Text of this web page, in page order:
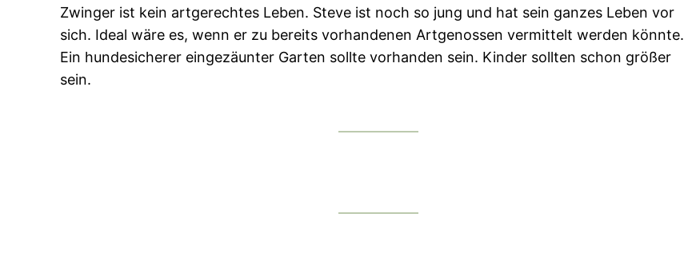
Zwinger ist kein artgerechtes Leben. Steve ist noch so jung und hat sein ganzes Leben vor
sich. Ideal wäre es, wenn er zu bereits vorhandenen Artgenossen vermittelt werden könnte.
Ein hundesicherer eingezäunter Garten sollte vorhanden sein. Kinder sollten schon größer
sein.